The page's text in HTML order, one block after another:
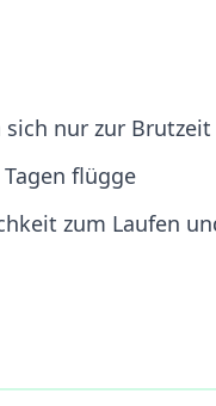
sich nur zur Brutzeit
flügge
zum Laufen